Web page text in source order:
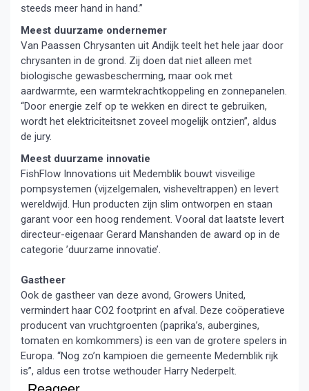
steeds meer hand in hand.”
Meest duurzame ondernemer
Van Paassen Chrysanten uit Andijk teelt het hele jaar door
chrysanten in de grond. Zij doen dat niet alleen met
biologische gewasbescherming, maar ook met
aardwarmte, een warmtekrachtkoppeling en zonnepanelen.
“Door energie zelf op te wekken en direct te gebruiken,
wordt het elektriciteitsnet zoveel mogelijk ontzien”, aldus
de jury.
Meest duurzame innovatie
FishFlow Innovations uit Medemblik bouwt visveilige
pompsystemen (vijzelgemalen, visheveltrappen) en levert
wereldwijd. Hun producten zijn slim ontworpen en staan
garant voor een hoog rendement. Vooral dat laatste levert
directeur-eigenaar Gerard Manshanden de award op in de
categorie ’duurzame innovatie’.
Gastheer
Ook de gastheer van deze avond, Growers United,
vermindert haar CO2 footprint en afval. Deze coöperatieve
producent van vruchtgroenten (paprika’s, aubergines,
tomaten en komkommers) is een van de grotere spelers in
Europa. “Nog zo’n kampioen die gemeente Medemblik rijk
is”, aldus een trotse wethouder Harry Nederpelt.